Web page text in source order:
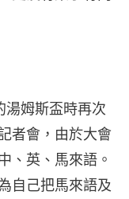
湯姆斯盃時再次
者會，由於大會
、英、馬來語。
自己把馬來語及